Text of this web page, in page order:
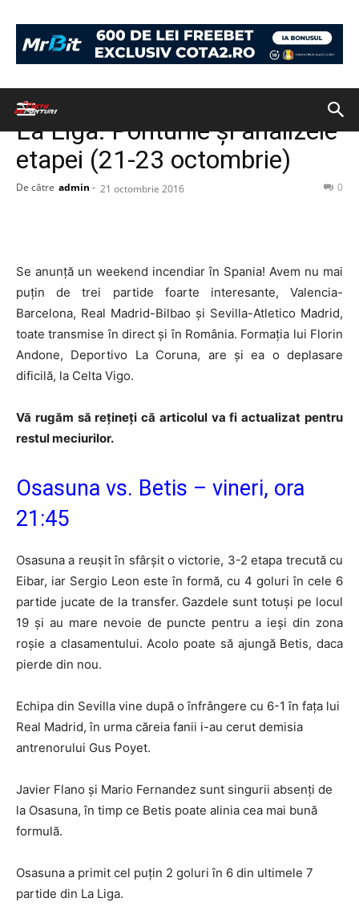
PONTURI
La Liga: Ponturile și analizele
etapei (21-23 octombrie)
De către admin - 21 octombrie 2016 0
Se anunță un weekend incendiar în Spania! Avem nu mai
puțin de trei partide foarte interesante, Valencia-
Barcelona, Real Madrid-Bilbao și Sevilla-Atletico Madrid,
toate transmise în direct și în România. Formația lui Florin
Andone, Deportivo La Coruna, are și ea o deplasare
dificilă, la Celta Vigo.
Vă rugăm să rețineți că articolul va fi actualizat pentru
restul meciurilor.
Osasuna vs. Betis – vineri, ora
21:45
Osasuna a reușit în sfârșit o victorie, 3-2 etapa trecută cu
Eibar, iar Sergio Leon este în formă, cu 4 goluri în cele 6
partide jucate de la transfer. Gazdele sunt totuși pe locul
19 și au mare nevoie de puncte pentru a ieși din zona
roșie a clasamentului. Acolo poate să ajungă Betis, daca
pierde din nou.
Echipa din Sevilla vine după o înfrângere cu 6-1 în fața lui
Real Madrid, în urma căreia fanii i-au cerut demisia
antrenorului Gus Poyet.
Javier Flano și Mario Fernandez sunt singurii absenți de
la Osasuna, în timp ce Betis poate alinia cea mai bună
formulă.
Osasuna a primit cel puțin 2 goluri în 6 din ultimele 7
partide din La Liga.